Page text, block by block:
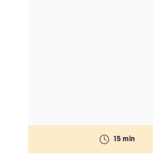
15 min